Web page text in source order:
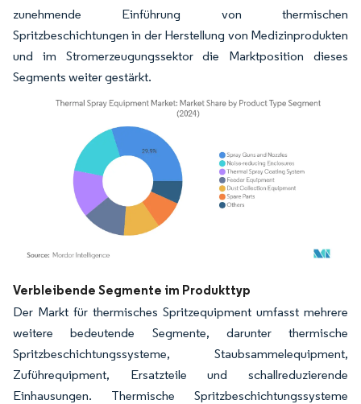
zunehmende Einführung von thermischen
Spritzbeschichtungen in der Herstellung von Medizinprodukten
und im Stromerzeugungssektor die Marktposition dieses
Segments weiter gestärkt.
Bild © Mordor Intelligence. Wiederverwendung erfordert Namensnennung gemäß
Verbleibende Segmente im Produkttyp
Der Markt für thermisches Spritzequipment umfasst mehrere
weitere bedeutende Segmente, darunter thermische
Spritzbeschichtungssysteme, Staubsammelequipment,
Zuführequipment, Ersatzteile und schallreduzierende
Einhausungen. Thermische Spritzbeschichtungssysteme